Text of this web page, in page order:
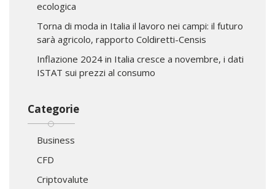
ecologica
Torna di moda in Italia il lavoro nei campi: il futuro
sarà agricolo, rapporto Coldiretti-Censis
Inflazione 2024 in Italia cresce a novembre, i dati
ISTAT sui prezzi al consumo
Categorie
Business
CFD
Criptovalute